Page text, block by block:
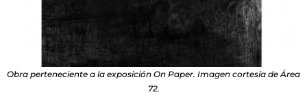
Obra perteneciente a la exposición On Paper. Imagen cortesía de Área
72.